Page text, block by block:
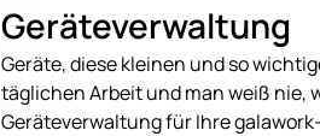
Geräteverwaltung
Geräte, diese kleinen und so
täglichen Arbeit und man weiß nie,
Geräteverwaltung für Ihre